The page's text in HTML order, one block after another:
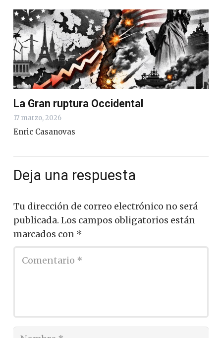
La Gran ruptura Occidental
17 marzo, 2026
Enric Casanovas
Deja una respuesta
Tu dirección de correo electrónico no será
publicada. Los campos obligatorios están
marcados con *